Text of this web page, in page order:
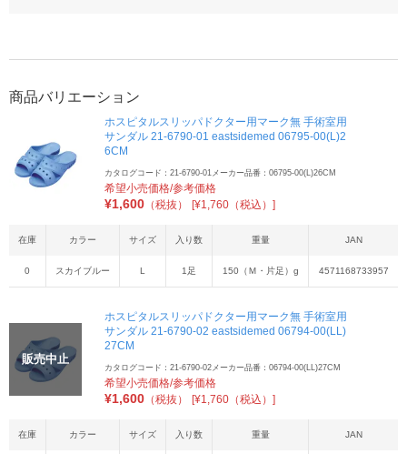
商品バリエーション
ホスピタルスリッパドクター用マーク無 手術室用
サンダル 21-6790-01 eastsidemed 06795-00(L)2
6CM
カタログコード：21-6790-01 メーカー品番：06795-00(L)26CM
希望小売価格/参考価格
¥1,600 （税抜） [¥1,760（税込）]
在庫 カラー サイズ 入り数 重量 JAN
0 スカイブルー L 1足 150（Ｍ・片足）g 4571168733957
販売中止
ホスピタルスリッパドクター用マーク無 手術室用
サンダル 21-6790-02 eastsidemed 06794-00(LL)
27CM
カタログコード：21-6790-02 メーカー品番：06794-00(LL)27CM
希望小売価格/参考価格
¥1,600 （税抜） [¥1,760（税込）]
在庫 カラー サイズ 入り数 重量 JAN